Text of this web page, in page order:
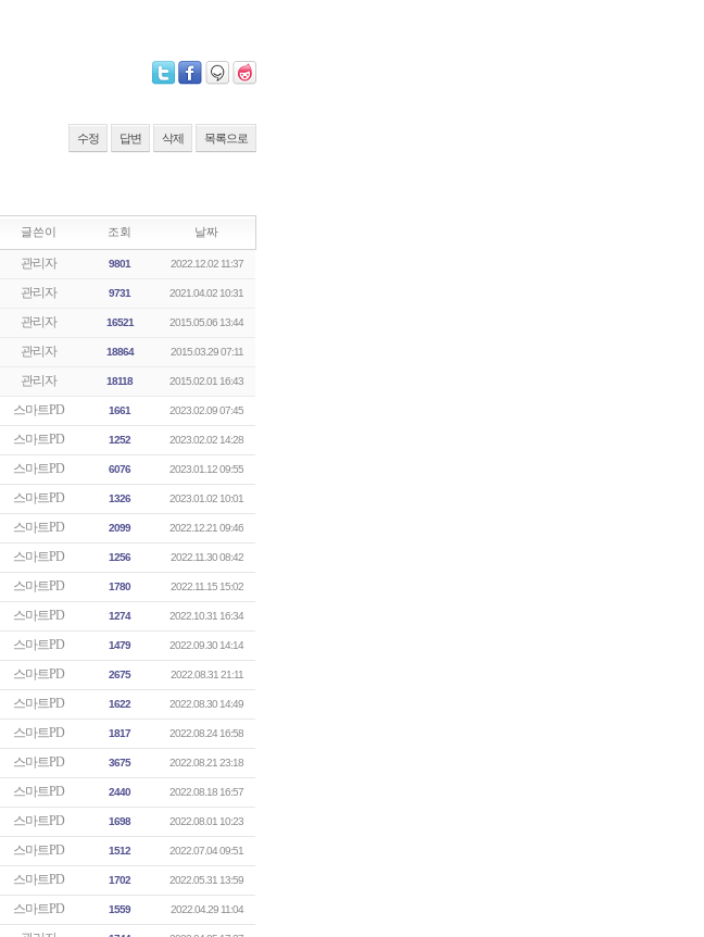
수정 답변 삭제 목록으로
글쓴이 조회 날짜
관리자 9801 2022.12.02 11:37
관리자 9731 2021.04.02 10:31
관리자 16521 2015.05.06 13:44
관리자 18864 2015.03.29 07:11
관리자 18118 2015.02.01 16:43
스마트PD 1661 2023.02.09 07:45
스마트PD 1252 2023.02.02 14:28
스마트PD 6076 2023.01.12 09:55
스마트PD 1326 2023.01.02 10:01
스마트PD 2099 2022.12.21 09:46
스마트PD 1256 2022.11.30 08:42
스마트PD 1780 2022.11.15 15:02
스마트PD 1274 2022.10.31 16:34
스마트PD 1479 2022.09.30 14:14
스마트PD 2675 2022.08.31 21:11
스마트PD 1622 2022.08.30 14:49
스마트PD 1817 2022.08.24 16:58
스마트PD 3675 2022.08.21 23:18
스마트PD 2440 2022.08.18 16:57
스마트PD 1698 2022.08.01 10:23
스마트PD 1512 2022.07.04 09:51
스마트PD 1702 2022.05.31 13:59
스마트PD 1559 2022.04.29 11:04